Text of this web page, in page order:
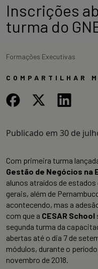
Inscrições
turma do
Formações Executivas
COMPARTILHAR
Publicado em 30 de
Com primeira turma
Gestão de Negócios na
alunos atraídos de estados
gerais, além de
acontecendo, mas a
com que a CESAR School
segunda turma da
abertas até o dia 7 de
módulos, durante o
novembro de 2018.